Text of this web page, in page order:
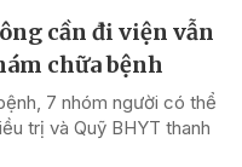
cần đi viện vẫn
chữa bệnh
7 nhóm người có thể
trị và Quỹ BHYT thanh